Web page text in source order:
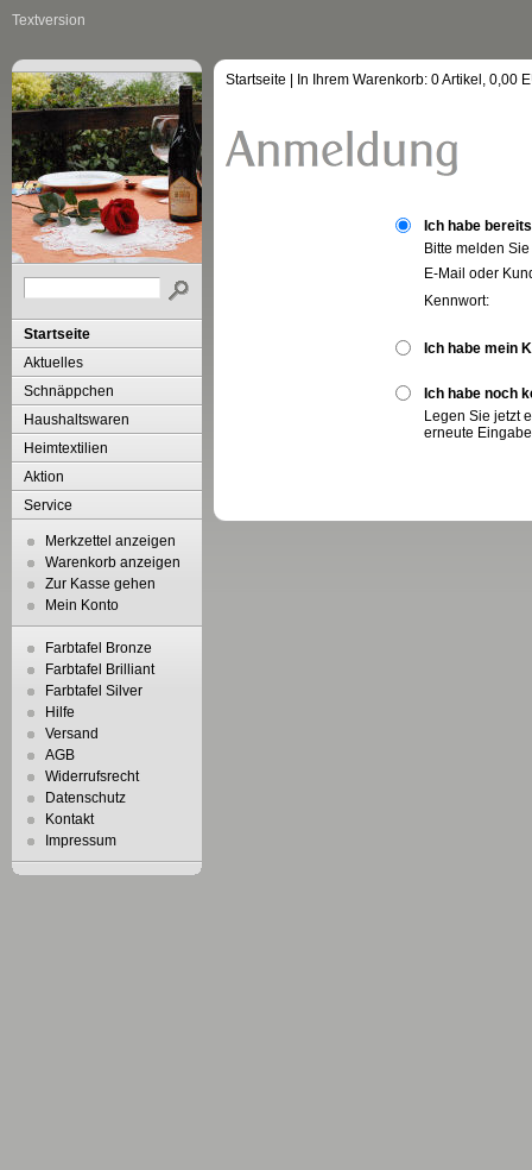
Textversion
Startseite
Aktuelles
Schnäppchen
Haushaltswaren
Heimtextilien
Aktion
Service
Merkzettel anzeigen
Warenkorb anzeigen
Zur Kasse gehen
Mein Konto
Farbtafel Bronze
Farbtafel Brilliant
Farbtafel Silver
Hilfe
Versand
AGB
Widerrufsrecht
Datenschutz
Kontakt
Impressum
Startseite | In Ihrem Warenkorb: 0Artikel, 0,00
Ich habe
Bitte melden
E-Mail oder
Kennwort:
Ich habe mein
Ich habe noch
Legen Sie jetzt
erneute